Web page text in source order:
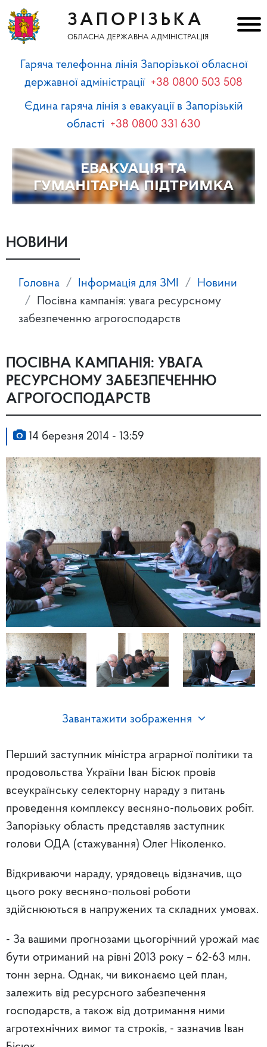
ЗАПОРІЗЬКА
ОБЛАСНА ДЕРЖАВНА АДМІНІСТРАЦІЯ
Гаряча телефонна лінія Запорізької обласної
державної адміністрації +38 0800 503 508
Єдина гаряча лінія з евакуації в Запорізькій
області +38 0800 331 630
НОВИНИ
Головна Інформація для ЗМІ
Новини
Посівна кампанія: увага ресурсному
забезпеченню агрогосподарств
ПОСІВНА КАМПАНІЯ: УВАГА
РЕСУРСНОМУ ЗАБЕЗПЕЧЕННЮ
АГРОГОСПОДАРСТВ
14 березня 2014 - 13:59
Завантажити зображення
Перший заступник міністра аграрної політики та
продовольства України Іван Бісюк провів
всеукраїнську селекторну нараду з питань
проведення комплексу весняно-польових робіт.
Запорізьку область представляв заступник
голови ОДА (стажування) Олег Ніколенко.
Відкриваючи нараду, урядовець відзначив, що
цього року весняно-польові роботи
здійснюються в напружених та складних умовах.
- За вашими прогнозами цьогорічний урожай має
бути отриманий на рівні 2013 року – 62-63 млн.
тонн зерна. Однак, чи виконаємо цей план,
залежить від ресурсного забезпечення
господарств, а також від дотримання ними
агротехнічних вимог та строків, - зазначив Іван